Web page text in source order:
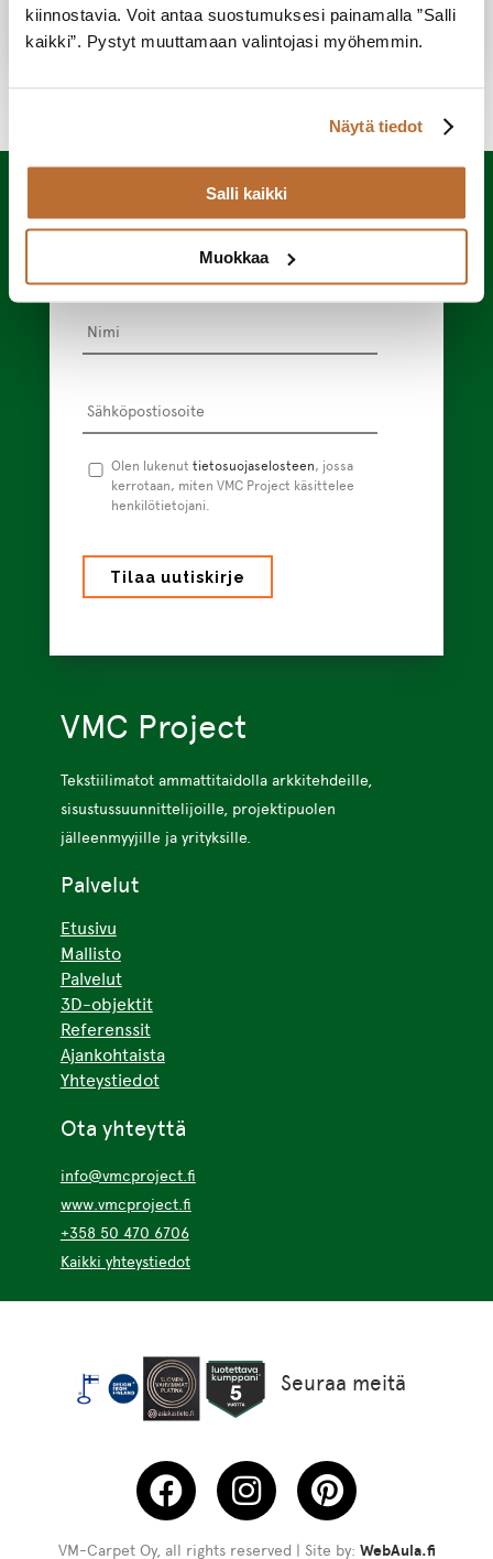
kiinnostavia. Voit antaa suostumuksesi painamalla ”Salli
kaikki”. Pystyt muuttamaan valintojasi myöhemmin.
Näytä tiedot
Salli kaikki
Muokkaa
Tilaamalla uutiskirjeen saat kuukausittain
tietoa uutuuksista ja ajankohtaisista
trendeistä suoraan sähköpostiisi.
Nimi *
Tietosuojaseloste *
Olen lukenut tietosuojaselosteen, jossa
kerrotaan, miten VMC Project käsittelee
henkilötietojani.
VMC Project
Tekstiilimatot ammattitaidolla arkkitehdeille,
sisustussuunnittelijoille, projektipuolen
jälleenmyyjille ja yrityksille.
Palvelut
Etusivu
Mallisto
Palvelut
3D-objektit
Referenssit
Ajankohtaista
Yhteystiedot
Ota yhteyttä
info@vmcproject.fi
www.vmcproject.fi
+358 50 470 6706
Kaikki yhteystiedot
Seuraa meitä
VM-Carpet Oy, all rights reserved | Site by: WebAula.fi